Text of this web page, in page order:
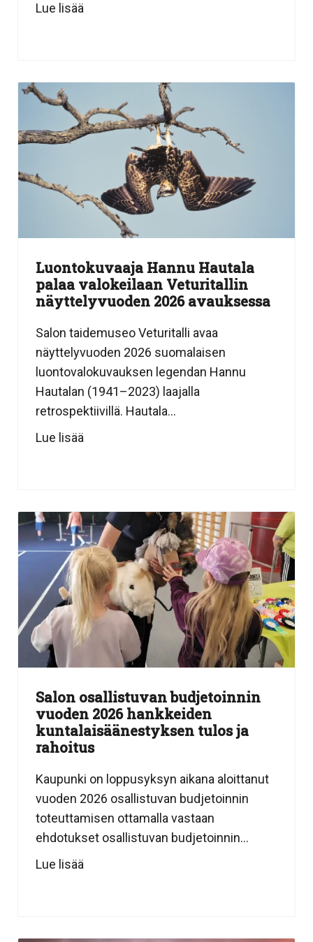
Lue lisää
Luontokuvaaja Hannu Hautala
palaa valokeilaan Veturitallin
näyttelyvuoden 2026 avauksessa
Salon taidemuseo Veturitalli avaa
näyttelyvuoden 2026 suomalaisen
luontovalokuvauksen legendan Hannu
Hautalan (1941–2023) laajalla
retrospektiivillä. Hautala...
Lue lisää
Salon osallistuvan budjetoinnin
vuoden 2026 hankkeiden
kuntalaisäänestyksen tulos ja
rahoitus
Kaupunki on loppusyksyn aikana aloittanut
vuoden 2026 osallistuvan budjetoinnin
toteuttamisen ottamalla vastaan
ehdotukset osallistuvan budjetoinnin...
Lue lisää